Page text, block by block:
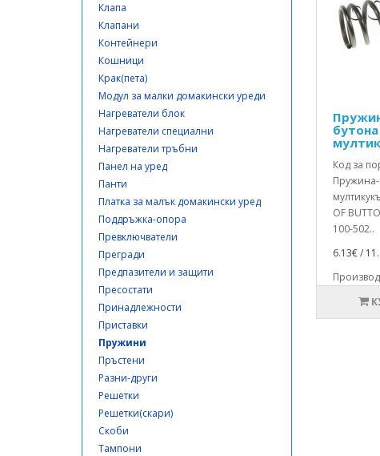
Клапа
Клапани
Контейнери
Кошници
Крак(пета)
Модул за малки домакински уреди
Нагреватели блок
Нагреватели специални
Нагреватели тръбни
Панел на уред
Панти
Платка за малък домакински уред
Поддръжка-опора
Превключватели
Прегради
Предпазители и защити
Пресостати
Принадлежности
Приставки
Пружини
Пръстени
Разни-други
Решетки
Решетки(скари)
Скоби
Тампони
Код за
Пружина-
OF
100-502..
6.13€ /